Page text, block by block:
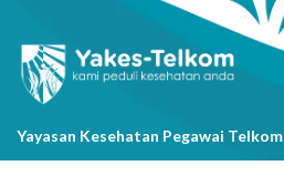
Yayasan Kesehatan Pegawai Telkom